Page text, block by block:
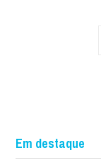
Em destaque